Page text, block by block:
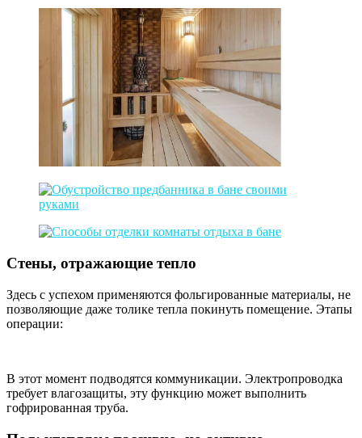
Стены, отражающие тепло
Здесь с успехом применяются фольгированные материалы, не
позволяющие даже толике тепла покинуть помещение. Этапы
операции:
В этот момент подводятся коммуникации. Электропроводка
требует влагозащиты, эту функцию может выполнить
гофрированная труба.